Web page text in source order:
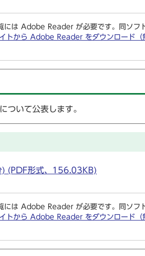
には Adobe Reader が必要です。同ソフ
トから Adobe Reader をダウンロード（
ついて公表します。
) (PDF形式、156.03KB)
には Adobe Reader が必要です。同ソフ
トから Adobe Reader をダウンロード（